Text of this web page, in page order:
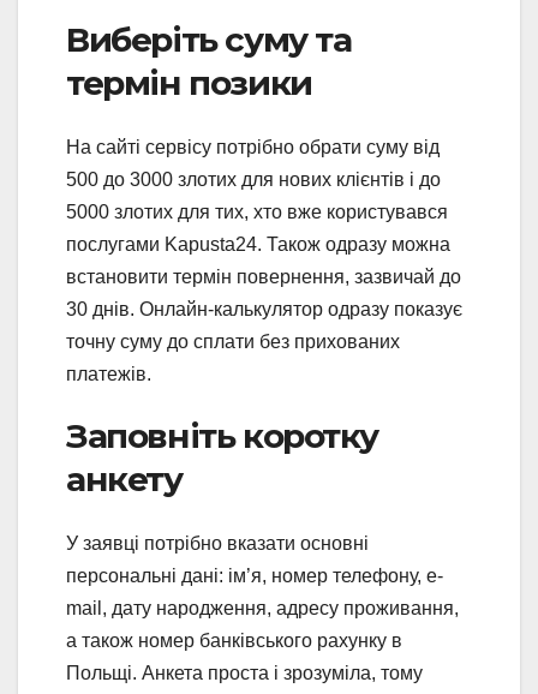
Виберіть суму та
термін позики
На сайті сервісу потрібно обрати суму від
500 до 3000 злотих для нових клієнтів і до
5000 злотих для тих, хто вже користувався
послугами Kapusta24. Також одразу можна
встановити термін повернення, зазвичай до
30 днів. Онлайн-калькулятор одразу показує
точну суму до сплати без прихованих
платежів.
Заповніть коротку
анкету
У заявці потрібно вказати основні
персональні дані: ім’я, номер телефону, e-
mail, дату народження, адресу проживання,
а також номер банківського рахунку в
Польщі. Анкета проста і зрозуміла, тому